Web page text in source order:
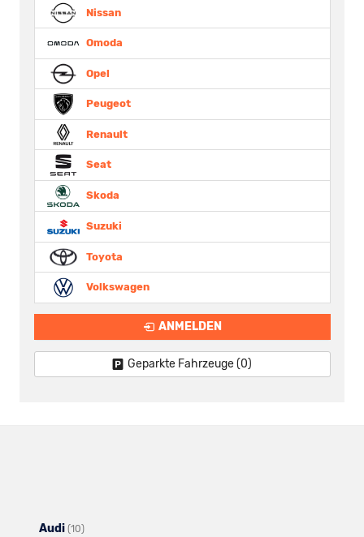
Nissan
Omoda
Opel
Peugeot
Renault
Seat
Skoda
Suzuki
Toyota
Volkswagen
ANMELDEN
Geparkte Fahrzeuge (0)
Audi (10)